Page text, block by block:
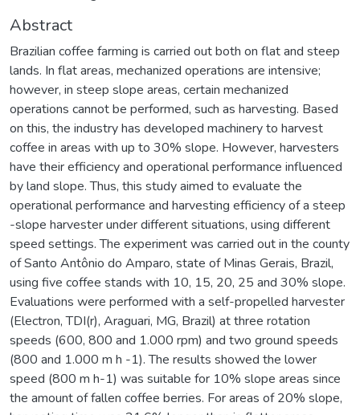
Abstract
Brazilian coffee farming is carried out both on flat and steep
lands. In flat areas, mechanized operations are intensive;
however, in steep slope areas, certain mechanized
operations cannot be performed, such as harvesting. Based
on this, the industry has developed machinery to harvest
coffee in areas with up to 30% slope. However, harvesters
have their efficiency and operational performance influenced
by land slope. Thus, this study aimed to evaluate the
operational performance and harvesting efficiency of a steep
-slope harvester under different situations, using different
speed settings. The experiment was carried out in the county
of Santo Antônio do Amparo, state of Minas Gerais, Brazil,
using five coffee stands with 10, 15, 20, 25 and 30% slope.
Evaluations were performed with a self-propelled harvester
(Electron, TDI(r), Araguari, MG, Brazil) at three rotation
speeds (600, 800 and 1.000 rpm) and two ground speeds
(800 and 1.000 m h -1). The results showed the lower
speed (800 m h-1) was suitable for 10% slope areas since
the amount of fallen coffee berries. For areas of 20% slope,